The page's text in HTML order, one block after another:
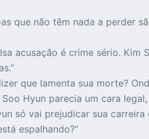
que não têm nada a perder
acusação é crime sério.
que lamenta sua morte?
Hyun parecia um cara
só vai prejudicar sua
espalhando?”